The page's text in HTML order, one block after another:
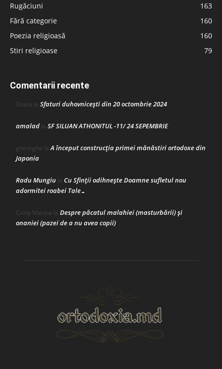
Rugăciuni
163
Fără categorie
160
Poezia religioasă
160
Stiri religioase
79
Comentarii recente
Doina la Sfaturi duhovnicești din 20 octombrie 2024
amalad la SF SILUAN ATHONITUL -11/ 24 SEPEMBRIE
gheorghe laA început construcţia primei mănăstiri ortodoxe din
Japonia
Radu Mungiu la Cu Sfinții odihnește Doamne sufletul nou
adormitei roabei Tale…
Crina Marina la Despre păcatul malahiei (masturbării) şi
onaniei (pazei de a nu avea copii)